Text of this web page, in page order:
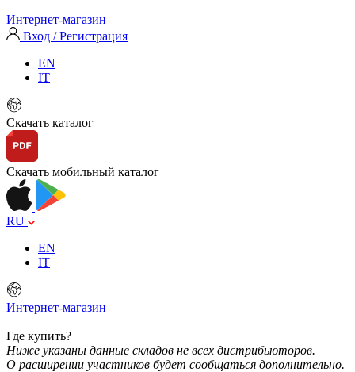
Интернет-магазин
Вход / Регистрация
EN
IT
Скачать каталог
Скачать мобильный каталог
RU
EN
IT
Интернет-магазин
Где купить?
Ниже указаны данные складов не всех дистрибьюторов.
О расширении участников будет сообщаться дополнительно.